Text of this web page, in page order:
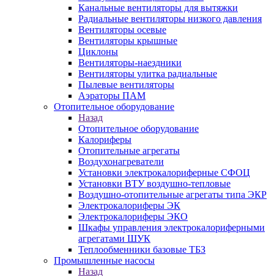
Канальные вентиляторы для вытяжки
Радиальные вентиляторы низкого давления
Вентиляторы осевые
Вентиляторы крышные
Циклоны
Вентиляторы-наездники
Вентиляторы улитка радиальные
Пылевые вентиляторы
Аэраторы ПАМ
Отопительное оборудование
Назад
Отопительное оборудование
Калориферы
Отопительные агрегаты
Воздухонагреватели
Установки электрокалориферные СФОЦ
Установки ВТУ воздушно-тепловые
Воздушно-отопительные агрегаты типа ЭКР
Электрокалориферы ЭК
Электрокалориферы ЭКО
Шкафы управления электрокалориферными
агрегатами ШУК
Теплообменники базовые ТБЗ
Промышленные насосы
Назад